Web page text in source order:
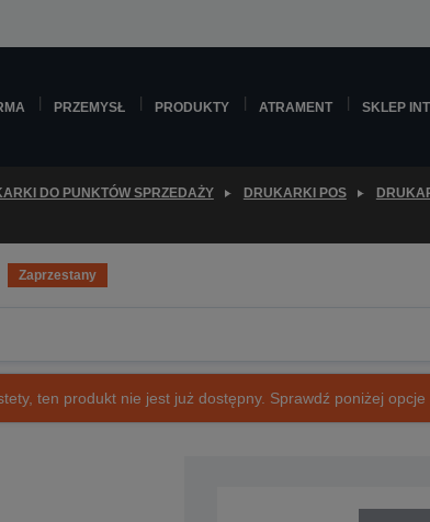
PRZEMYSŁ PRODUKTY ATRAMENT SKLEP
DO PUNKTÓW SPRZEDAŻY DRUKARKI POS
Zaprzestany
ten produkt nie jest już dostępny. Sprawdź poniżej opcje